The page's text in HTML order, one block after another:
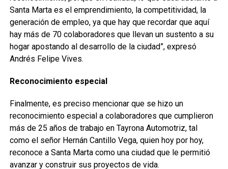
Santa Marta es el emprendimiento, la competitividad, la
generación de empleo, ya que hay que recordar que aquí
hay más de 70 colaboradores que llevan un sustento a su
hogar apostando al desarrollo de la ciudad”, expresó
Andrés Felipe Vives.
Reconocimiento especial
Finalmente, es preciso mencionar que se hizo un
reconocimiento especial a colaboradores que cumplieron
más de 25 años de trabajo en Tayrona Automotriz, tal
como el señor Hernán Cantillo Vega, quien hoy por hoy,
reconoce a Santa Marta como una ciudad que le permitió
avanzar y construir sus proyectos de vida.